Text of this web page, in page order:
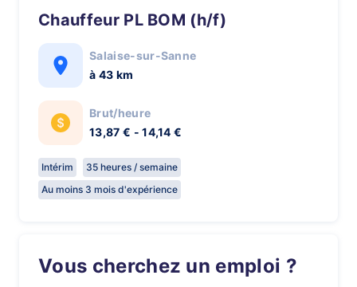
Chauffeur PL BOM (h/f)
Salaise-sur-Sanne
à 43 km
Brut/heure
13,87 € - 14,14 €
Intérim
35 heures / semaine
Au moins 3 mois d'expérience
Vous cherchez un emploi ?